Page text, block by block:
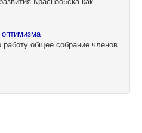
общее собрание членов